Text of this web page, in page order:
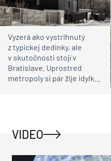
Vyzerá ako vystrihnutý
z typickej dedinky, ale
v skutočnosti stojí v
Bratislave. Uprostred
metropoly si pár žije idylku
VIDEO